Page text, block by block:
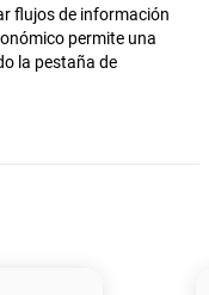
flujos de información
permite una
la pestaña de